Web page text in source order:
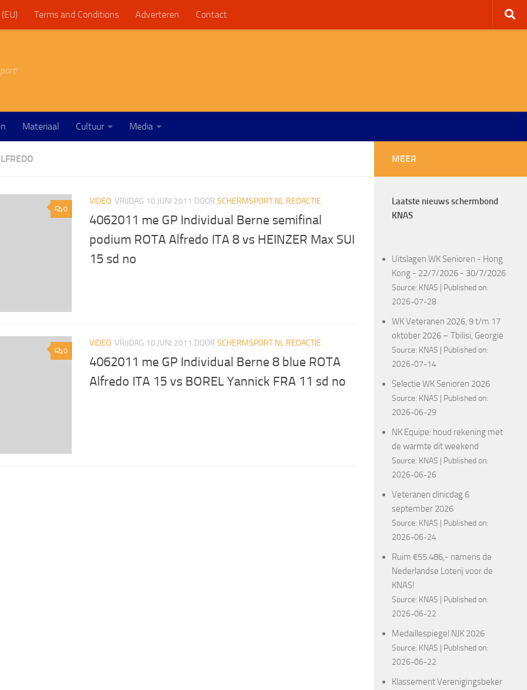
Terms and Conditions Adverteren Contact
Materiaal Cultuur Media
0
VIDEO VRIJDAG 10 JUNI 2011 DOOR SCHERMSPORT.NL REDACTIE
4062011 me GP Individual Berne semifinal
podium ROTA Alfredo ITA 8 vs HEINZER Max SUI
15 sd no
0
VIDEO VRIJDAG 10 JUNI 2011 DOOR SCHERMSPORT.NL REDACTIE
4062011 me GP Individual Berne 8 blue ROTA
Alfredo ITA 15 vs BOREL Yannick FRA 11 sd no
MEER
Laatste nieuws schermbond
KNAS
Uitslagen WK Senioren - Hong
Kong - 22/7/2026 - 30/7/2026
Source: KNAS
Published on:
2026-07-28
WK Veteranen 2026, 9 t/m 17
oktober 2026 – Tbilisi, Georgië
Source: KNAS
Published on:
2026-07-14
Selectie WK Senioren 2026
Source: KNAS
Published on:
2026-06-29
NK Equipe: houd rekening met
de warmte dit weekend
Source: KNAS
Published on:
2026-06-26
Veteranen clinicdag 6
september 2026
Source: KNAS
Published on:
2026-06-24
Ruim €55.486,- namens de
Nederlandse Loterij voor de
KNAS!
Source: KNAS
Published on:
2026-06-22
Medaillespiegel NJK 2026
Source: KNAS
Published on:
2026-06-22
Klassement Verenigingsbeker